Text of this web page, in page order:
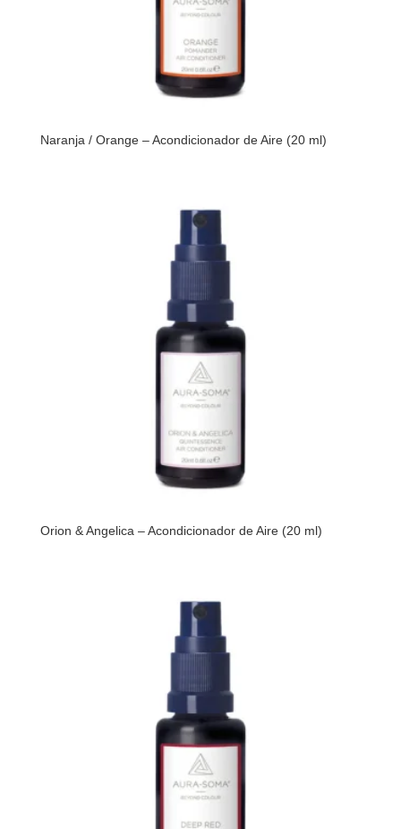
Naranja / Orange – Acondicionador de Aire (20 ml)
Orion & Angelica – Acondicionador de Aire (20 ml)